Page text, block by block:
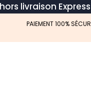
livraison
PAIEMENT 100%
Recherche